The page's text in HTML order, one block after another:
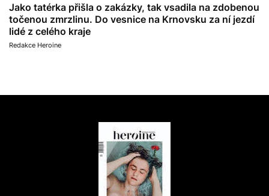
Jako tatérka přišla o zakázky, tak vsadila na zdobenou
točenou zmrzlinu. Do vesnice na Krnovsku za ní jezdí
lidé z celého kraje
Redakce Heroine